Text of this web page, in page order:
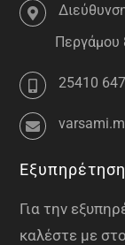
Περγάμου
25410
Για την
καλέστε με